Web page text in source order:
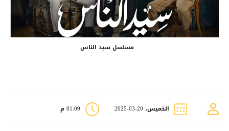
مسلسل سيد الناس
الخميس، 20-03-2025 01:09 م